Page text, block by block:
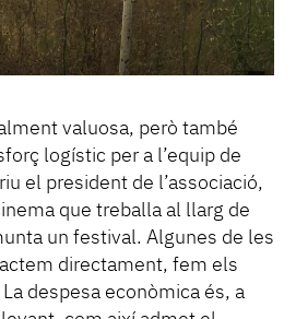
valuosa, però també
logístic per a l’equip de
el president de l’associació,
que treballa al llarg de
un festival. Algunes de les
directament, fem els
despesa econòmica és, a